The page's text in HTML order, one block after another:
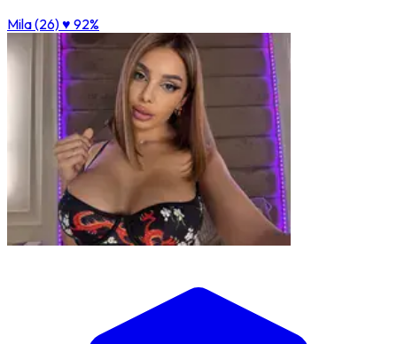
Mila (26)♥ 92%